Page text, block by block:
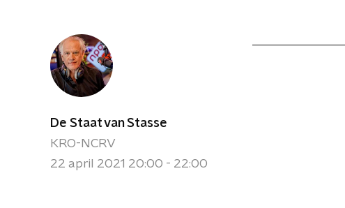
De Staat van Stasse
KRO-NCRV
22 april 2021 20:00 - 22:00